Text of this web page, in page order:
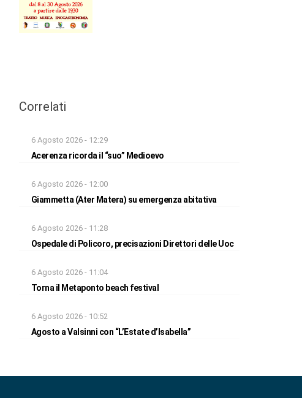
Correlati
6 Agosto 2026 - 12:29
Acerenza ricorda il “suo” Medioevo
6 Agosto 2026 - 12:00
Giammetta (Ater Matera) su emergenza abitativa
6 Agosto 2026 - 11:28
Ospedale di Policoro, precisazioni Direttori delle Uoc
6 Agosto 2026 - 11:04
Torna il Metaponto beach festival
6 Agosto 2026 - 10:52
Agosto a Valsinni con “L’Estate d’Isabella”